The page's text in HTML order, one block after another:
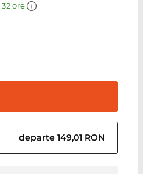
ore
departe 149,01 RON